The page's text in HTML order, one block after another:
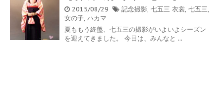
2015/08/29 記念撮影, 七五三 衣裳, 七五三,
女の子, ハカマ
夏ももう終盤、七五三の撮影がいよいよシーズン
を迎えてきました。 今日は、みんなと ...